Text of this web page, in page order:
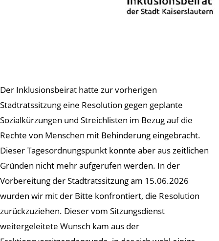
Der Inklusionsbeirat hatte zur vorherigen
Stadtratssitzung eine Resolution gegen geplante
Sozialkürzungen und Streichlisten im Bezug auf die
Rechte von Menschen mit Behinderung eingebracht.
Dieser Tagesordnungspunkt konnte aber aus zeitlichen
Gründen nicht mehr aufgerufen werden. In der
Vorbereitung der Stadtratssitzung am 15.06.2026
wurden wir mit der Bitte konfrontiert, die Resolution
zurückzuziehen. Dieser vom Sitzungsdienst
weitergeleitete Wunsch kam aus der